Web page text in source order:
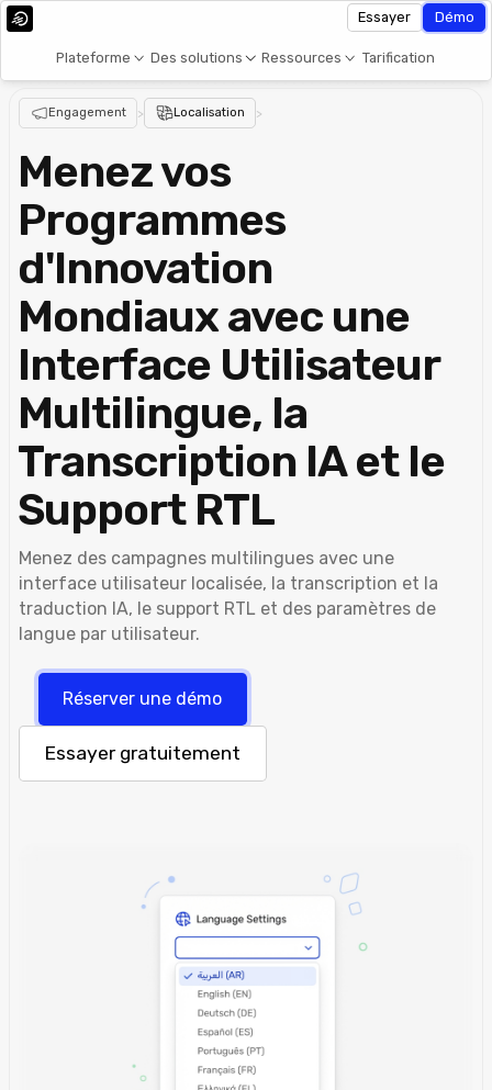
Plateforme Des solutions Ressources Tarification
Essayer Démo
Engagement > Localisation >
Menez vos
Programmes
d'Innovation
Mondiaux avec une
Interface Utilisateur
Multilingue, la
Transcription IA et le
Support RTL
Menez des campagnes multilingues avec une
interface utilisateur localisée, la transcription et la
traduction IA, le support RTL et des paramètres de
langue par utilisateur.
Réserver une démo
Essayer gratuitement